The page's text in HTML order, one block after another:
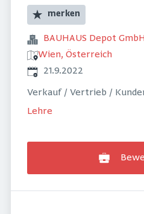
merken
BAUHAUS Depot GmbH
Wien, Österreich
Veröffentlicht
21.9.2022
Verkauf / Vertrieb /
Lehre